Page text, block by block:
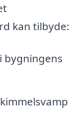
kan tilbyde:
bygningens